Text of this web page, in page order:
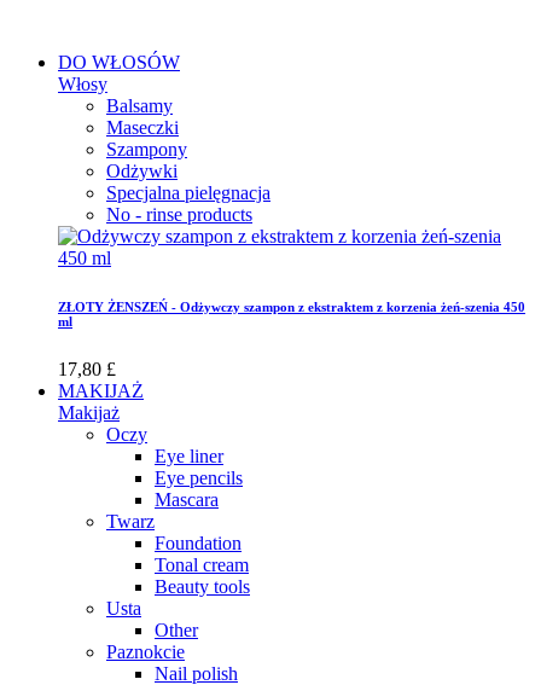
DO WŁOSÓW
Włosy
Balsamy
Maseczki
Szampony
Odżywki
Specjalna pielęgnacja
No - rinse products
ZŁOTY ŻENSZEŃ - Odżywczy szampon z ekstraktem z korzenia żeń-szenia 450
ml
17,80 £
MAKIJAŻ
Makijaż
Oczy
Eye liner
Eye pencils
Mascara
Twarz
Foundation
Tonal cream
Beauty tools
Usta
Other
Paznokcie
Nail polish